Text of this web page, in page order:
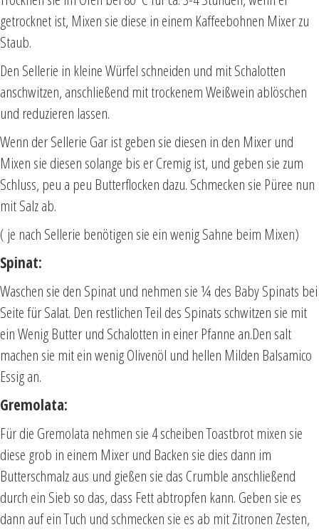
getrocknet ist, Mixen sie diese in einem Kaffeebohnen Mixer zu
Staub.
Den Sellerie in kleine Würfel schneiden und mit Schalotten
anschwitzen, anschließend mit trockenem Weißwein ablöschen
und reduzieren lassen.
Wenn der Sellerie Gar ist geben sie diesen in den Mixer und
Mixen sie diesen solange bis er Cremig ist, und geben sie zum
Schluss, peu a peu Butterflocken dazu. Schmecken sie Püree nun
mit Salz ab.
( je nach Sellerie benötigen sie ein wenig Sahne beim Mixen)
Spinat:
Waschen sie den Spinat und nehmen sie ¼ des Baby Spinats bei
Seite für Salat. Den restlichen Teil des Spinats schwitzen sie mit
ein Wenig Butter und Schalotten in einer Pfanne an.Den salt
machen sie mit ein wenig Olivenöl und hellen Milden Balsamico
Essig an.
Gremolata:
Für die Gremolata nehmen sie 4 scheiben Toastbrot mixen sie
diese grob in einem Mixer und Backen sie dies dann im
Butterschmalz aus und gießen sie das Crumble anschließend
durch ein Sieb so das, dass Fett abtropfen kann. Geben sie es
dann auf ein Tuch und schmecken sie es ab mit Zitronen Zesten,